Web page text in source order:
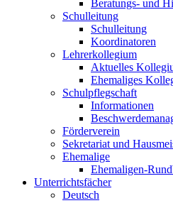
Beratungs- und
Schulleitung
Schulleitung
Koordinatoren
Lehrerkollegium
Aktuelles
Ehemaliges
Schulpflegschaft
Informationen
Förderverein
Sekretariat und
Ehemalige
Ehemaligen-
Unterrichtsfächer
Deutsch